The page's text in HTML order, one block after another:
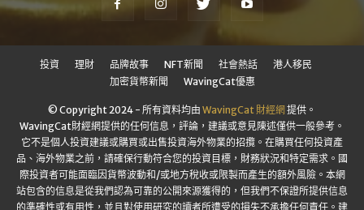
投資 理財 品牌故事 NFT新聞 社會熱話
港人移民
加密貨幣新聞
WavingCat優惠
© Copyright 2024 - 所有資料均由 WavingCat 財經網提供。
WavingCat財經網提供的任何信息，評論，建議或意見陳述僅供一般參考。
它不是個人投資建議或購買或出售投資海外物業的招攬。在購買任何投資產
品、海外物業之前，請確保行動符合您的投資目標，財務狀況和特定需求。國
際投資者可能面臨因貨幣波動和/或地方稅收或限製而產生的額外風險。本網
站包含的信息是從我們認為可靠的公開來源獲得的，但我們不保證所提供信息
的準確性或有用性，並且對使用研究的讀者所遭受的損失不承擔任何責任。建